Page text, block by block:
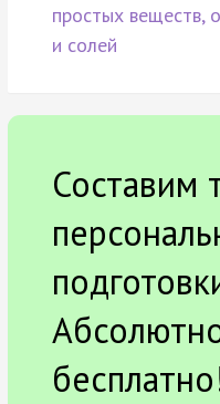
простых веществ,
и солей
Составим